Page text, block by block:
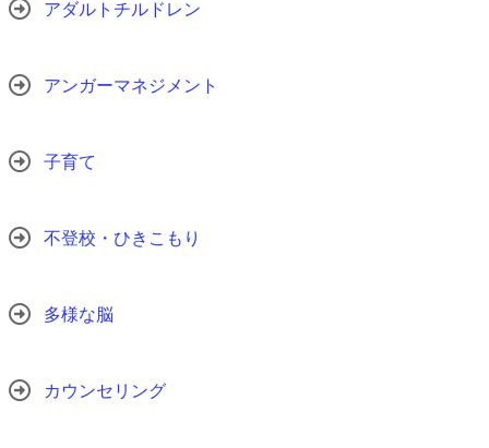
アダルトチルドレン
アンガーマネジメント
子育て
不登校・ひきこもり
多様な脳
カウンセリング